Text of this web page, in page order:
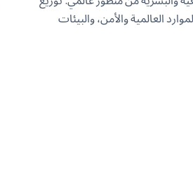
العالمية والأمن، والبيئات